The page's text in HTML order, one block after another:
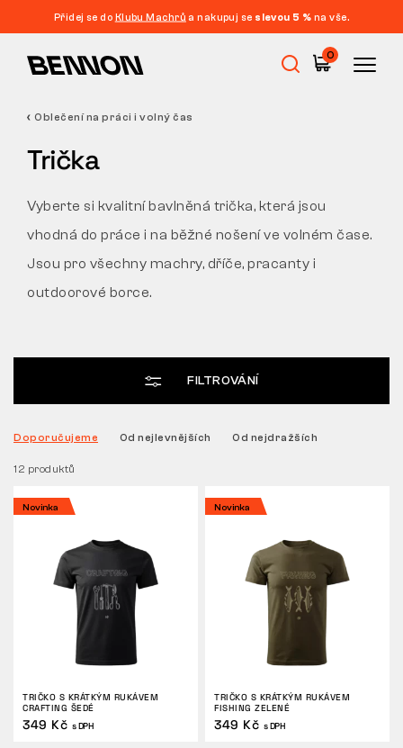
Přidej se do Klubu Machrů a nakupuj se slevou 5 % na vše.
0
Výprodej
Barefoot
Volnočasová obuv
Tactical
Oblečení
VŠE O NÁKUPU
ČLÁNKY
LABORATOŘ BENNON
Oblečení na práci i volný čas
Trička
Vyberte si kvalitní bavlněná trička, která jsou
vhodná do práce i na běžné nošení ve volném čase.
Jsou pro všechny machry, dříče, pracanty i
outdoorové borce.
FILTROVÁNÍ
Filtrace
BARVA
VLASTNOSTI
12 produktů
Doporučujeme Od nejlevnějších Od nejdražších
Novinka
TRIČKO S KRÁTKÝM RUKÁVEM
CRAFTING ŠEDÉ
349 Kč s DPH
Novinka
TRIČKO S KRÁTKÝM RUKÁVEM
FISHING ZELENÉ
349 Kč s DPH